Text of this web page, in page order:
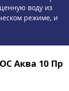
воду из
режиме, и
Аква 10 Пр